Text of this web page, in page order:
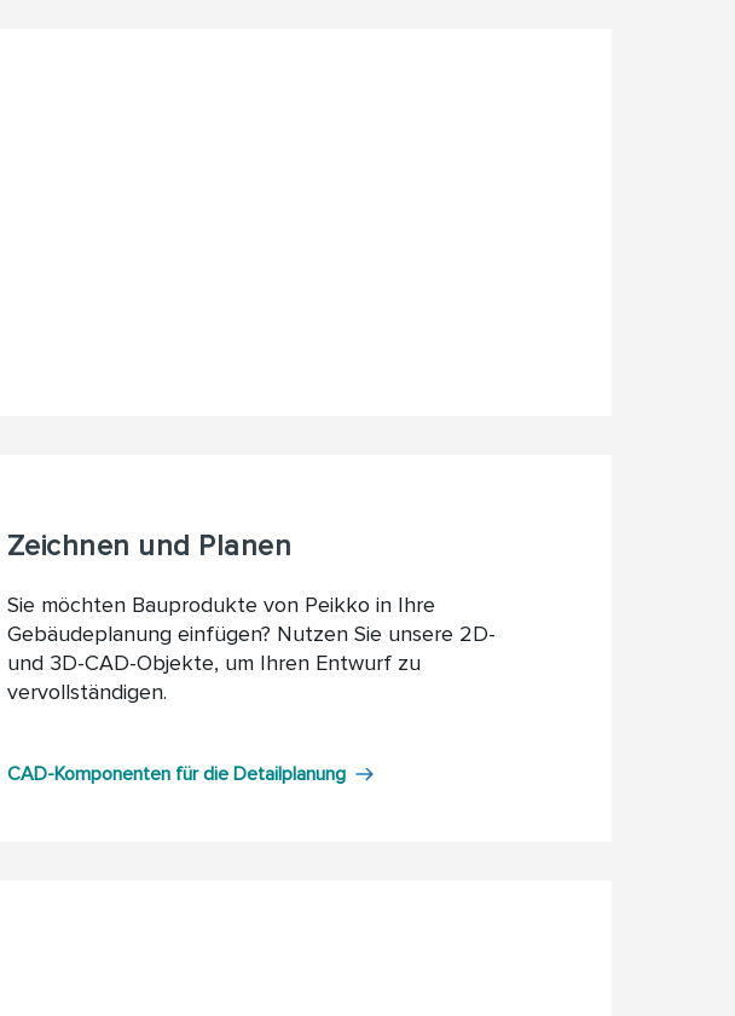
Zeichnen und Planen
Sie möchten Bauprodukte von Peikko in Ihre
Gebäudeplanung einfügen? Nutzen Sie unsere 2D-
und 3D-CAD-Objekte, um Ihren Entwurf zu
vervollständigen.
CAD-Komponenten für die Detailplanung